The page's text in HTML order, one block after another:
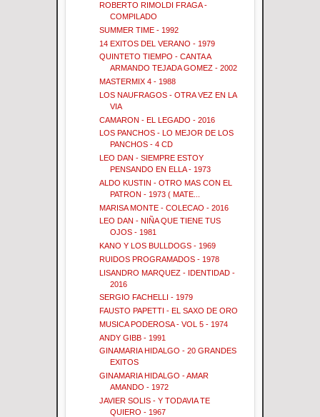
ROBERTO RIMOLDI FRAGA -
COMPILADO
SUMMER TIME - 1992
14 EXITOS DEL VERANO - 1979
QUINTETO TIEMPO - CANTA A
ARMANDO TEJADA GOMEZ - 2002
MASTERMIX 4 - 1988
LOS NAUFRAGOS - OTRA VEZ EN LA
VIA
CAMARON - EL LEGADO - 2016
LOS PANCHOS - LO MEJOR DE LOS
PANCHOS - 4 CD
LEO DAN - SIEMPRE ESTOY
PENSANDO EN ELLA - 1973
ALDO KUSTIN - OTRO MAS CON EL
PATRON - 1973 ( MATE...
MARISA MONTE - COLECAO - 2016
LEO DAN - NIÑA QUE TIENE TUS
OJOS - 1981
KANO Y LOS BULLDOGS - 1969
RUIDOS PROGRAMADOS - 1978
LISANDRO MARQUEZ - IDENTIDAD -
2016
SERGIO FACHELLI - 1979
FAUSTO PAPETTI - EL SAXO DE ORO
MUSICA PODEROSA - VOL 5 - 1974
ANDY GIBB - 1991
GINAMARIA HIDALGO - 20 GRANDES
EXITOS
GINAMARIA HIDALGO - AMAR
AMANDO - 1972
JAVIER SOLIS - Y TODAVIA TE
QUIERO - 1967